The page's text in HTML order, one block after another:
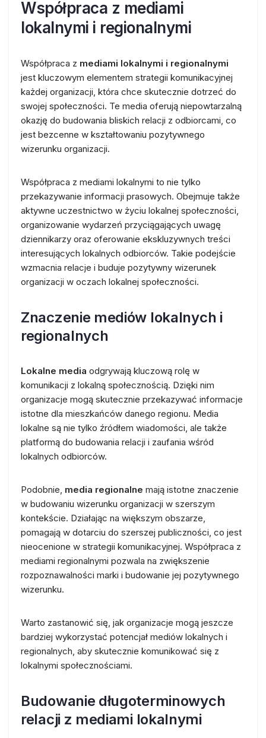
Współpraca z mediami
lokalnymi i regionalnymi
Współpraca z mediami lokalnymi i regionalnymi
jest kluczowym elementem strategii komunikacyjnej
każdej organizacji, która chce skutecznie dotrzeć do
swojej społeczności. Te media oferują niepowtarzalną
okazję do budowania bliskich relacji z odbiorcami, co
jest bezcenne w kształtowaniu pozytywnego
wizerunku organizacji.
Współpraca z mediami lokalnymi to nie tylko
przekazywanie informacji prasowych. Obejmuje także
aktywne uczestnictwo w życiu lokalnej społeczności,
organizowanie wydarzeń przyciągających uwagę
dziennikarzy oraz oferowanie ekskluzywnych treści
interesujących lokalnych odbiorców. Takie podejście
wzmacnia relacje i buduje pozytywny wizerunek
organizacji w oczach lokalnej społeczności.
Znaczenie mediów lokalnych i
regionalnych
Lokalne media odgrywają kluczową rolę w
komunikacji z lokalną społecznością. Dzięki nim
organizacje mogą skutecznie przekazywać informacje
istotne dla mieszkańców danego regionu. Media
lokalne są nie tylko źródłem wiadomości, ale także
platformą do budowania relacji i zaufania wśród
lokalnych odbiorców.
Podobnie, media regionalne mają istotne znaczenie
w budowaniu wizerunku organizacji w szerszym
kontekście. Działając na większym obszarze,
pomagają w dotarciu do szerszej publiczności, co jest
nieocenione w strategii komunikacyjnej. Współpraca z
mediami regionalnymi pozwala na zwiększenie
rozpoznawalności marki i budowanie jej pozytywnego
wizerunku.
Warto zastanowić się, jak organizacje mogą jeszcze
bardziej wykorzystać potencjał mediów lokalnych i
regionalnych, aby skutecznie komunikować się z
lokalnymi społecznościami.
Budowanie długoterminowych
relacji z mediami lokalnymi